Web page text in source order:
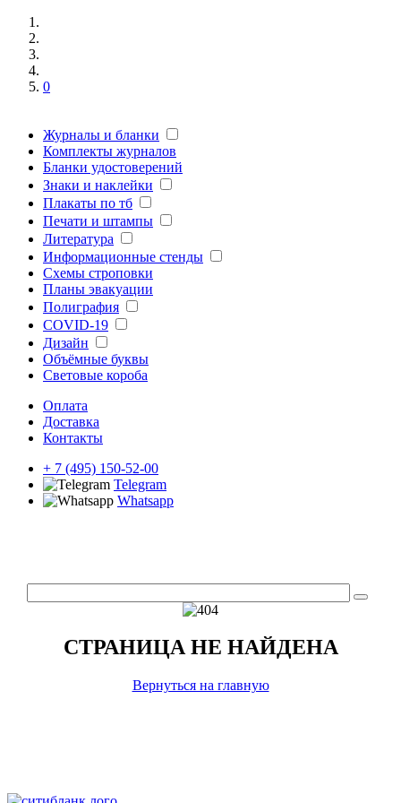
0
Журналы и бланки
Комплекты журналов
Бланки удостоверений
Знаки и наклейки
Плакаты по тб
Печати и штампы
Литература
Информационные стенды
Схемы строповки
Планы эвакуации
Полиграфия
COVID-19
Дизайн
Объёмные буквы
Световые короба
Оплата
Доставка
Контакты
+ 7 (495) 150-52-00
Telegram
Whatsapp
СТРАНИЦА НЕ НАЙДЕНА
Вернуться на главную